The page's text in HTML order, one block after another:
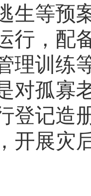
生等预
行，配
理训练
对孤寡
登记造
开展灾